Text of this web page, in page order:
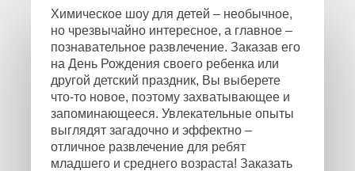
Химическое шоу для детей – необычное,
но чрезвычайно интересное, а главное –
познавательное развлечение. Заказав его
на День Рождения своего ребенка или
другой детский праздник, Вы выберете
что-то новое, поэтому захватывающее и
запоминающееся. Увлекательные опыты
выглядят загадочно и эффектно –
отличное развлечение для ребят
младшего и среднего возраста! Заказать